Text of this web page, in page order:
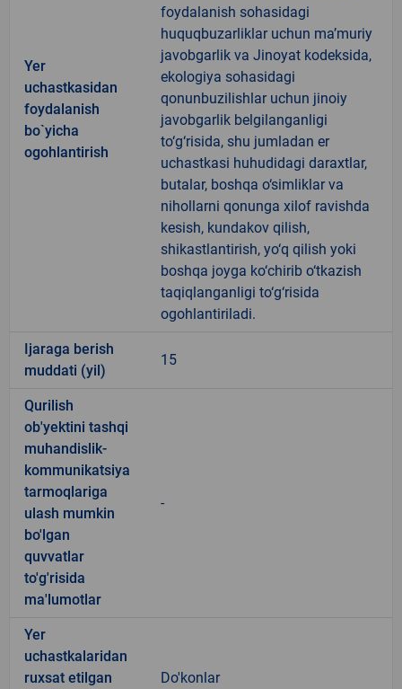
Yer
uchastkasidan
foydalanish
bo`yicha
ogohlantirish
foydalanish sohasidagi
huquqbuzarliklar uchun ma’muriy
javobgarlik va Jinoyat kodeksida,
ekologiya sohasidagi
qonunbuzilishlar uchun jinoiy
javobgarlik belgilanganligi
to‘g‘risida, shu jumladan er
uchastkasi huhudidagi daraxtlar,
butalar, boshqa o‘simliklar va
nihollarni qonunga xilof ravishda
kesish, kundakov qilish,
shikastlantirish, yo‘q qilish yoki
boshqa joyga ko‘chirib o‘tkazish
taqiqlanganligi to‘g‘risida
ogohlantiriladi.
Ijaraga berish
muddati (yil)
15
Qurilish
ob'yektini tashqi
muhandislik-
kommunikatsiya
tarmoqlariga
ulash mumkin
bo'lgan
quvvatlar
to'g'risida
ma'lumotlar
-
Yer
uchastkalaridan
ruxsat etilgan
Do'konlar